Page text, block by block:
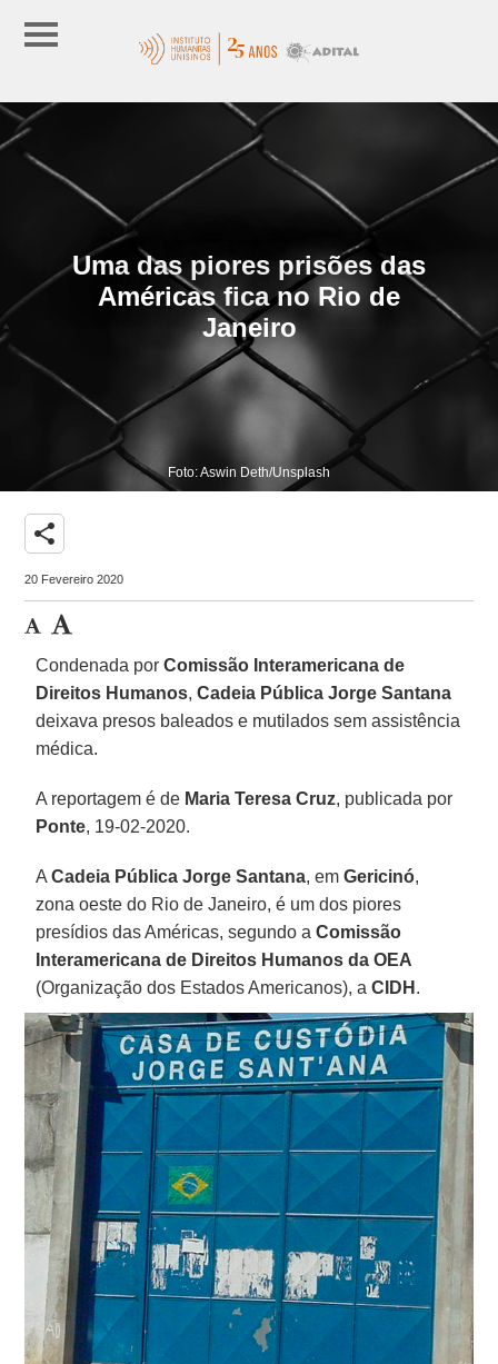
Uma das piores prisões das
Américas fica no Rio de
Janeiro
Foto: Aswin Deth/Unsplash
share
20 Fevereiro 2020
Condenada porComissão Interamericana de
Direitos Humanos,Cadeia Pública Jorge Santana
deixava presos baleados e mutilados sem assistência
médica.
A reportagem é de Maria Teresa Cruz, publicada por
Ponte, 19-02-2020.
ACadeia Pública Jorge Santana, emGericinó,
zona oeste do Rio de Janeiro, é um dos piores
presídios das Américas, segundo aComissão
Interamericana de Direitos Humanos da OEA
(Organização dos Estados Americanos), aCIDH .